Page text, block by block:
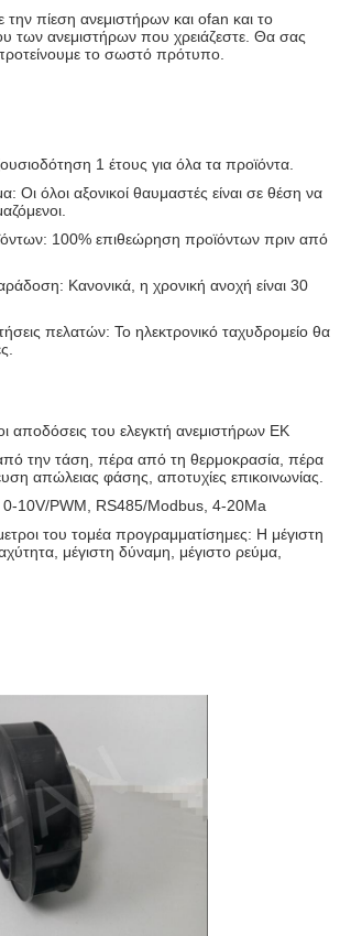
πίεση ανεμιστήρων και ofan και το
των ανεμιστήρων που χρειάζεστε. Θα σας
το σωστό πρότυπο.
1 έτους για όλα τα προϊόντα.
Οι όλοι αξονικοί θαυμαστές είναι σε θέση να
100% επιθεώρηση προϊόντων πριν από
Κανονικά, η χρονική ανοχή είναι 30
πελατών: Το ηλεκτρονικό ταχυδρομείο θα
αποδόσεις του ελεγκτή ανεμιστήρων ΕΚ
την τάση, πέρα από τη θερμοκρασία, πέρα
απώλειας φάσης, αποτυχίες επικοινωνίας.
0-10V/PWM, RS485/Modbus, 4-20Ma
του τομέα προγραμματίσημες: Η μέγιστη
μέγιστη δύναμη, μέγιστο ρεύμα,